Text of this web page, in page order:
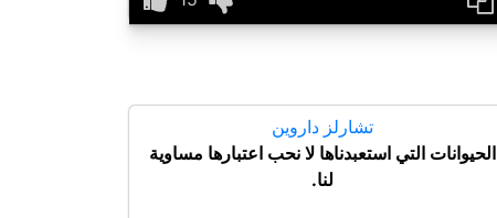
تشارلز داروين
الحيوانات التي استعبدناها لا نحب اعتبارها مساوية
لنا.